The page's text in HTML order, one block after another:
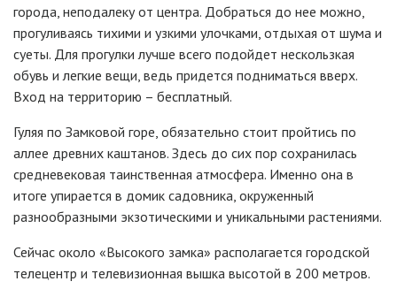
города, неподалеку от центра. Добраться до нее можно,
прогуливаясь тихими и узкими улочками, отдыхая от шума и
суеты. Для прогулки лучше всего подойдет нескользкая
обувь и легкие вещи, ведь придется подниматься вверх.
Вход на территорию – бесплатный.
Гуляя по Замковой горе, обязательно стоит пройтись по
аллее древних каштанов. Здесь до сих пор сохранилась
средневековая таинственная атмосфера. Именно она в
итоге упирается в домик садовника, окруженный
разнообразными экзотическими и уникальными растениями.
Сейчас около «Высокого замка» располагается городской
телецентр и телевизионная вышка высотой в 200 метров.